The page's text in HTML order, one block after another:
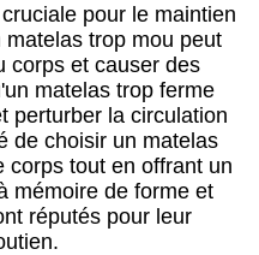
pour le maintien
trop mou peut
corps et causer des
matelas trop ferme
perturber la circulation
de choisir un matelas
corps tout en offrant un
mémoire de forme et
réputés pour leur